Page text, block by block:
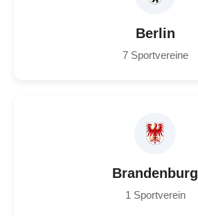
Berlin
7 Sportvereine
Brandenburg
1 Sportverein